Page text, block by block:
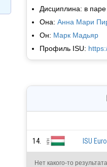
Дисциплина: в паре
Она: Анна Мари
Он: Марк Мадьяр
Профиль ISU:
14. ISU
Нет какого-то